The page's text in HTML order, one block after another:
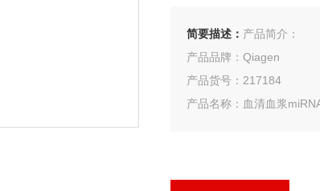
简要描述： 产品简介：
产品品牌：Qiagen
产品货号：217184
产品名称：血清血浆